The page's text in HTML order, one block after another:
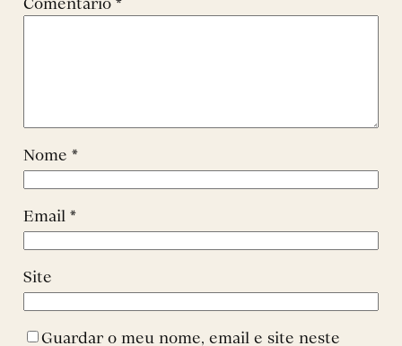
Nome *
Email *
Site
Guardar o meu nome, email e site neste